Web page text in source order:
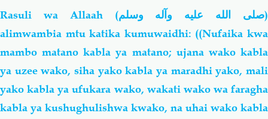
Rasuli wa Allaah (صلى الله عليه وآله وسلم)
alimwambia mtu katika kumuwaidhi: ((Nufaika kwa
mambo matano kabla ya matano; ujana wako kabla
ya uzee wako, siha yako kabla ya maradhi yako, mali
yako kabla ya ufukara wako, wakati wako wa faragha
kabla ya kushughulishwa kwako, na uhai wako kabla